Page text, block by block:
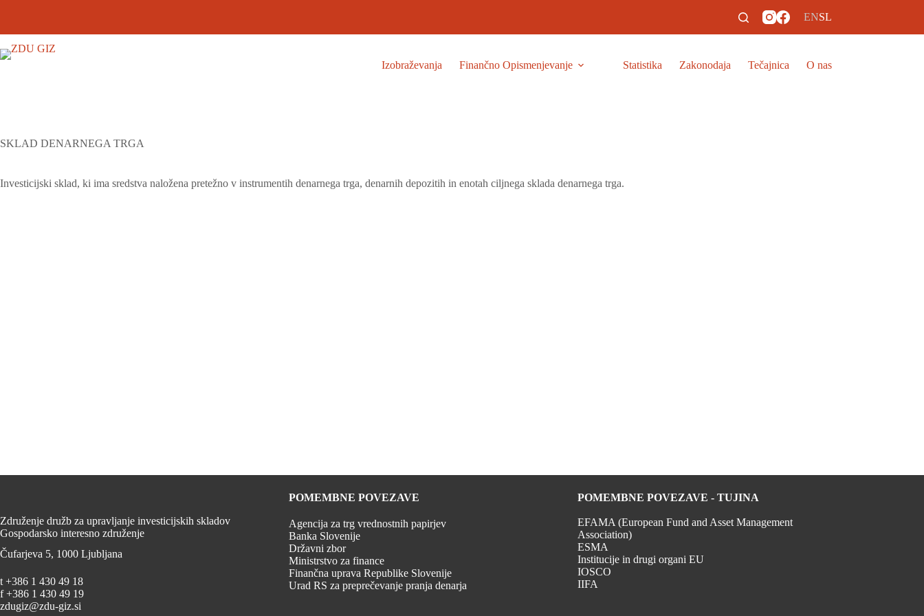
ENSL
Izobraževanja Finančno Opismenjevanje Statistika Zakonodaja Tečajnica O nas
SKLAD DENARNEGA TRGA
Investicijski sklad, ki ima sredstva naložena pretežno v instrumentih denarnega trga, denarnih depozitih in enotah ciljnega sklada denarnega trga.
Združenje družb za upravljanje investicijskih skladov
Gospodarsko interesno združenje
Čufarjeva 5, 1000 Ljubljana
t +386 1 430 49 18
f +386 1 430 49 19
zdugiz@zdu-giz.si
POMEMBNE POVEZAVE
Agencija za trg vrednostnih papirjev
Banka Slovenije
Državni zbor
Ministrstvo za finance
Finančna uprava Republike Slovenije
Urad RS za preprečevanje pranja denarja
POMEMBNE POVEZAVE - TUJINA
EFAMA (European Fund and Asset Management
Association)
ESMA
Institucije in drugi organi EU
IOSCO
IIFA